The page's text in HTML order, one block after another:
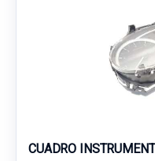
CUADRO